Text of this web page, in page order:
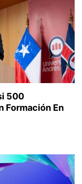
500
Formación En